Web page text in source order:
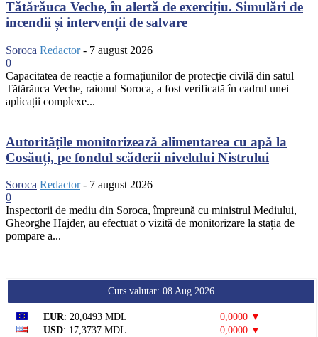
Tătărăuca Veche, în alertă de exercițiu. Simulări de
incendii și intervenții de salvare
Soroca Redactor - 7 august 2026
0
Capacitatea de reacție a formațiunilor de protecție civilă din satul
Tătărăuca Veche, raionul Soroca, a fost verificată în cadrul unei
aplicații complexe...
Autoritățile monitorizează alimentarea cu apă la
Cosăuți, pe fondul scăderii nivelului Nistrului
Soroca Redactor - 7 august 2026
0
Inspectorii de mediu din Soroca, împreună cu ministrul Mediului,
Gheorghe Hajder, au efectuat o vizită de monitorizare la stația de
pompare a...
Curs valutar: 08 Aug 2026
EUR: 20,0493 MDL
0,0000 ▼
USD: 17,3737 MDL
0,0000 ▼